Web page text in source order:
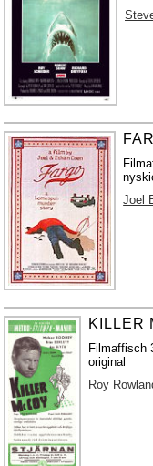
Joel
KILLER
Filmaffisch
original
Roy